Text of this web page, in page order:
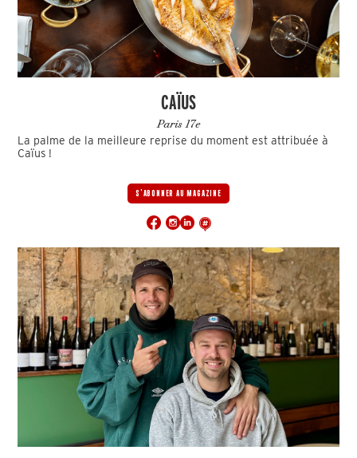
CAÏUS
Paris 17e
La palme de la meilleure reprise du moment est attribuée à
Caïus !
S'ABONNER AU MAGAZINE